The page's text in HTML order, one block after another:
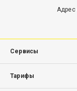
Адрес
Сервисы
Тарифы